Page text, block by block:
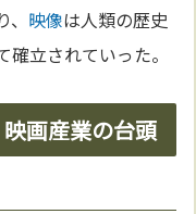
映像は人類の歴史
立されていった。
画産業の台頭